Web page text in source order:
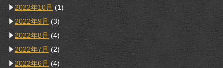
2022年10月 (1)
2022年9月 (3)
2022年8月 (4)
2022年7月 (2)
2022年6月 (4)